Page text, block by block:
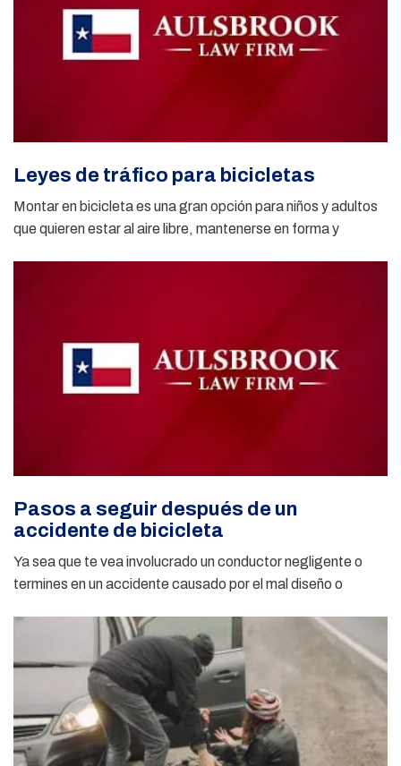
Leyes de tráfico para bicicletas
Montar en bicicleta es una gran opción para niños y adultos
que quieren estar al aire libre, mantenerse en forma y
Pasos a seguir después de un
accidente de bicicleta
Ya sea que te vea involucrado un conductor negligente o
termines en un accidente causado por el mal diseño o